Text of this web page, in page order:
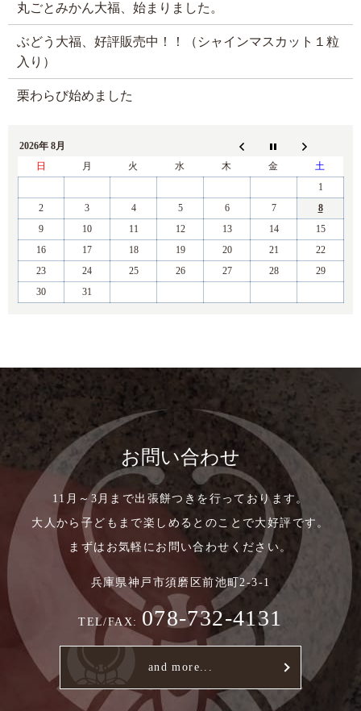
丸ごとみかん大福、始まりました。
ぶどう大福、好評販売中！！（シャインマスカット１粒
入り）
栗わらび始めました
2026年 8月
日
月 火 水 木 金
土
1
2
3 4 5 6 7
8
9
10 11 12 13 14
15
16
17 18 19 20 21
22
23
24 25 26 27 28
29
30
31
お問い合わせ
11月～3月まで出張餅つきを行っております。
大人から子どもまで楽しめるとのことで大好評です。
まずはお気軽にお問い合わせください。
兵庫県神戸市須磨区前池町2-3-1
TEL/FAX: 078-732-4131
and more...